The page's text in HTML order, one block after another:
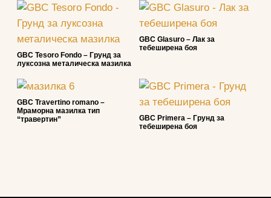
GBC Tesoro Fondo – Грунд за
луксозна металическа мазилка
GBC Glasuro – Лак за
тебеширена боя
GBC Travertino romano –
Мраморна мазилка тип
“травертин”
GBC Primera – Грунд за
тебеширена боя